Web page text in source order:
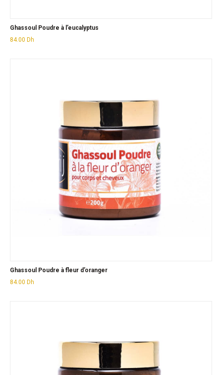
Ghassoul Poudre à l’eucalyptus
84.00 Dh
Ghassoul Poudre à fleur d’oranger
84.00 Dh